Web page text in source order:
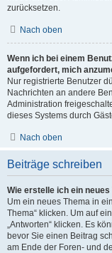
zurücksetzen.
Nach oben
Wenn ich bei einem
aufgefordert, mich
Nur registrierte Benutzer
Nachrichten an andere
Administration
dieses Systems durch
Nach oben
Beiträge schreiben
Wie erstelle ich ein
Um ein neues Thema in
Thema“ klicken. Um auf
„Antworten“ klicken. Es
bevor Sie einen Beitrag
am Ende der Foren- und